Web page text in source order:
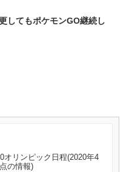
してもポケモンGO継続し
オリンピック日程(2020年4
の情報)